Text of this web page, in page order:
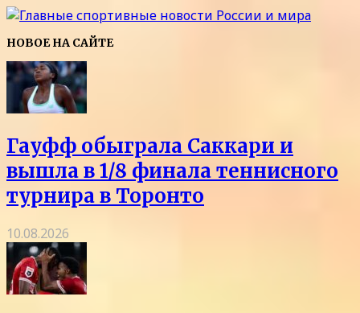
НОВОЕ НА САЙТЕ
Гауфф обыграла Саккари и
вышла в 1/8 финала теннисного
турнира в Торонто
10.08.2026